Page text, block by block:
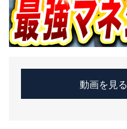
動画を見る